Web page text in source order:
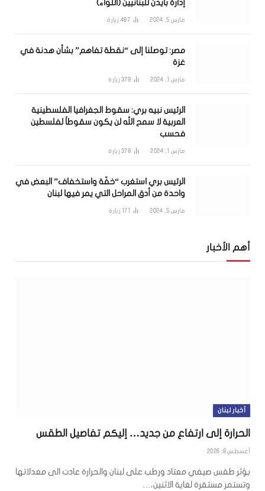
إدارة بايدن للبنانيين (اللواء)
مارس 5, 2024 487 زيارة
مصر: توصلنا إلى “نقطة تفاهم” بشأن هدنة في
غزة
مارس 1, 2024 379 زيارة
الرئيس نبيه بري: سقوط الجغرافيا الفلسطينية
العربية لا سمح الله لن يكون سقوطاً لفلسطين
فحسب
مارس 1, 2024 378 زيارة
الرئيس بري استغرب “خفّة واستخفاف” البعض في
واحدة من أدق المراحل التي يمر فيها لبنان
مارس 5, 2024 171 زيارة
أهم الأخبار
أخبار لبنان
الحرارة إلى ارتفاع من جديد… إليكم تفاصيل الطقس
أغسطس 8, 2026
يؤثر طقس صيفي معتاد ورطب على لبنان والحرارة عادت الى معدلاتها
وتستمر مستقرة لغاية الاثنين،…